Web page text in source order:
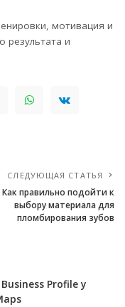
мотивация и
результата и
СЛЕДУЮЩАЯ СТАТЬЯ
Как правильно подойти к
выбору материала для
пломбирования зубов
Profile у